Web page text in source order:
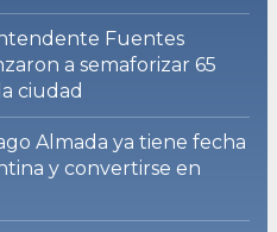
Fuentes
a semaforizar 65
ciudad
Almada ya tiene fecha
y convertirse en